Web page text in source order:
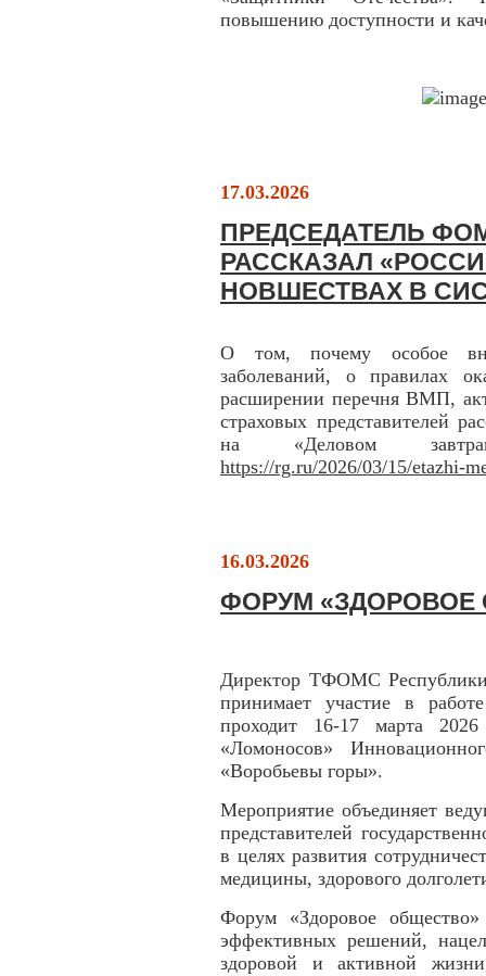
повышению доступности и
17.03.2026
ПРЕДСЕДАТЕЛЬ
РАССКАЗАЛ
НОВШЕСТВАХ В
О том, почему особое
заболеваний, о правилах
расширении перечня ВМП,
страховых представителей
на «Деловом
https://rg.ru/2026/03/15/etazhi-
16.03.2026
ФОРУМ «ЗДОРОВОЕ
Директор ТФОМС
принимает участие в
проходит 16-17 марта
«Ломоносов»
«Воробьевы горы».
Мероприятие объединяет
представителей
в целях развития
медицины, здорового
Форум «Здоровое
эффективных решений,
здоровой и активной